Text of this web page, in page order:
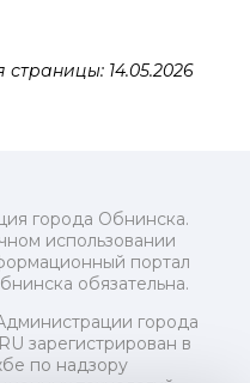
14.05.2026
города Обнинска.
использовании
портал
обязательна.
города
зарегистрирован в
по надзору